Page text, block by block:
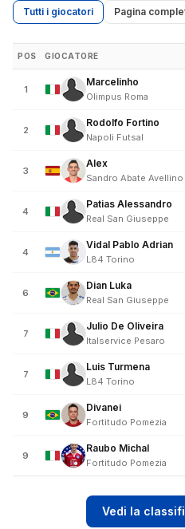
Tutti i giocatori Pagina
POS GIOCATORE
1
Marcelinho
Olimpus Roma
2
Rodolfo Fortino
Napoli Futsal
3
Alex
Sandro Abate Avellino
4
Patias Alessandro
Real San Giuseppe
4
Vidal Pablo Adrian
L84 Torino
6
Dian Luka
Real San Giuseppe
7
Julio De Oliveira
Italservice Pesaro
7
Luis Turmena
L84 Torino
9
Divanei
Fortitudo Pomezia
9
Raubo Michal
Fortitudo Pomezia
Vedi la